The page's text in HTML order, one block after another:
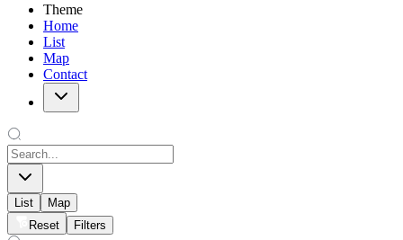
Theme
Home
List
Map
Contact
List
Map
Reset
Filters